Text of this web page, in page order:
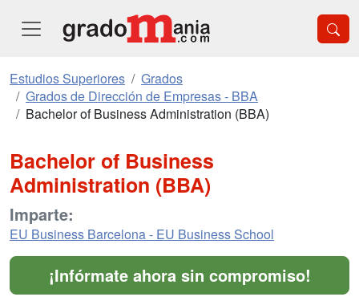
Estudios Superiores
Grados
Grados de Dirección de Empresas - BBA
Bachelor of Business Administration (BBA)
Bachelor of Business
Administration (BBA)
Imparte:
EU Business Barcelona - EU Business School
¡Infórmate ahora sin compromiso!